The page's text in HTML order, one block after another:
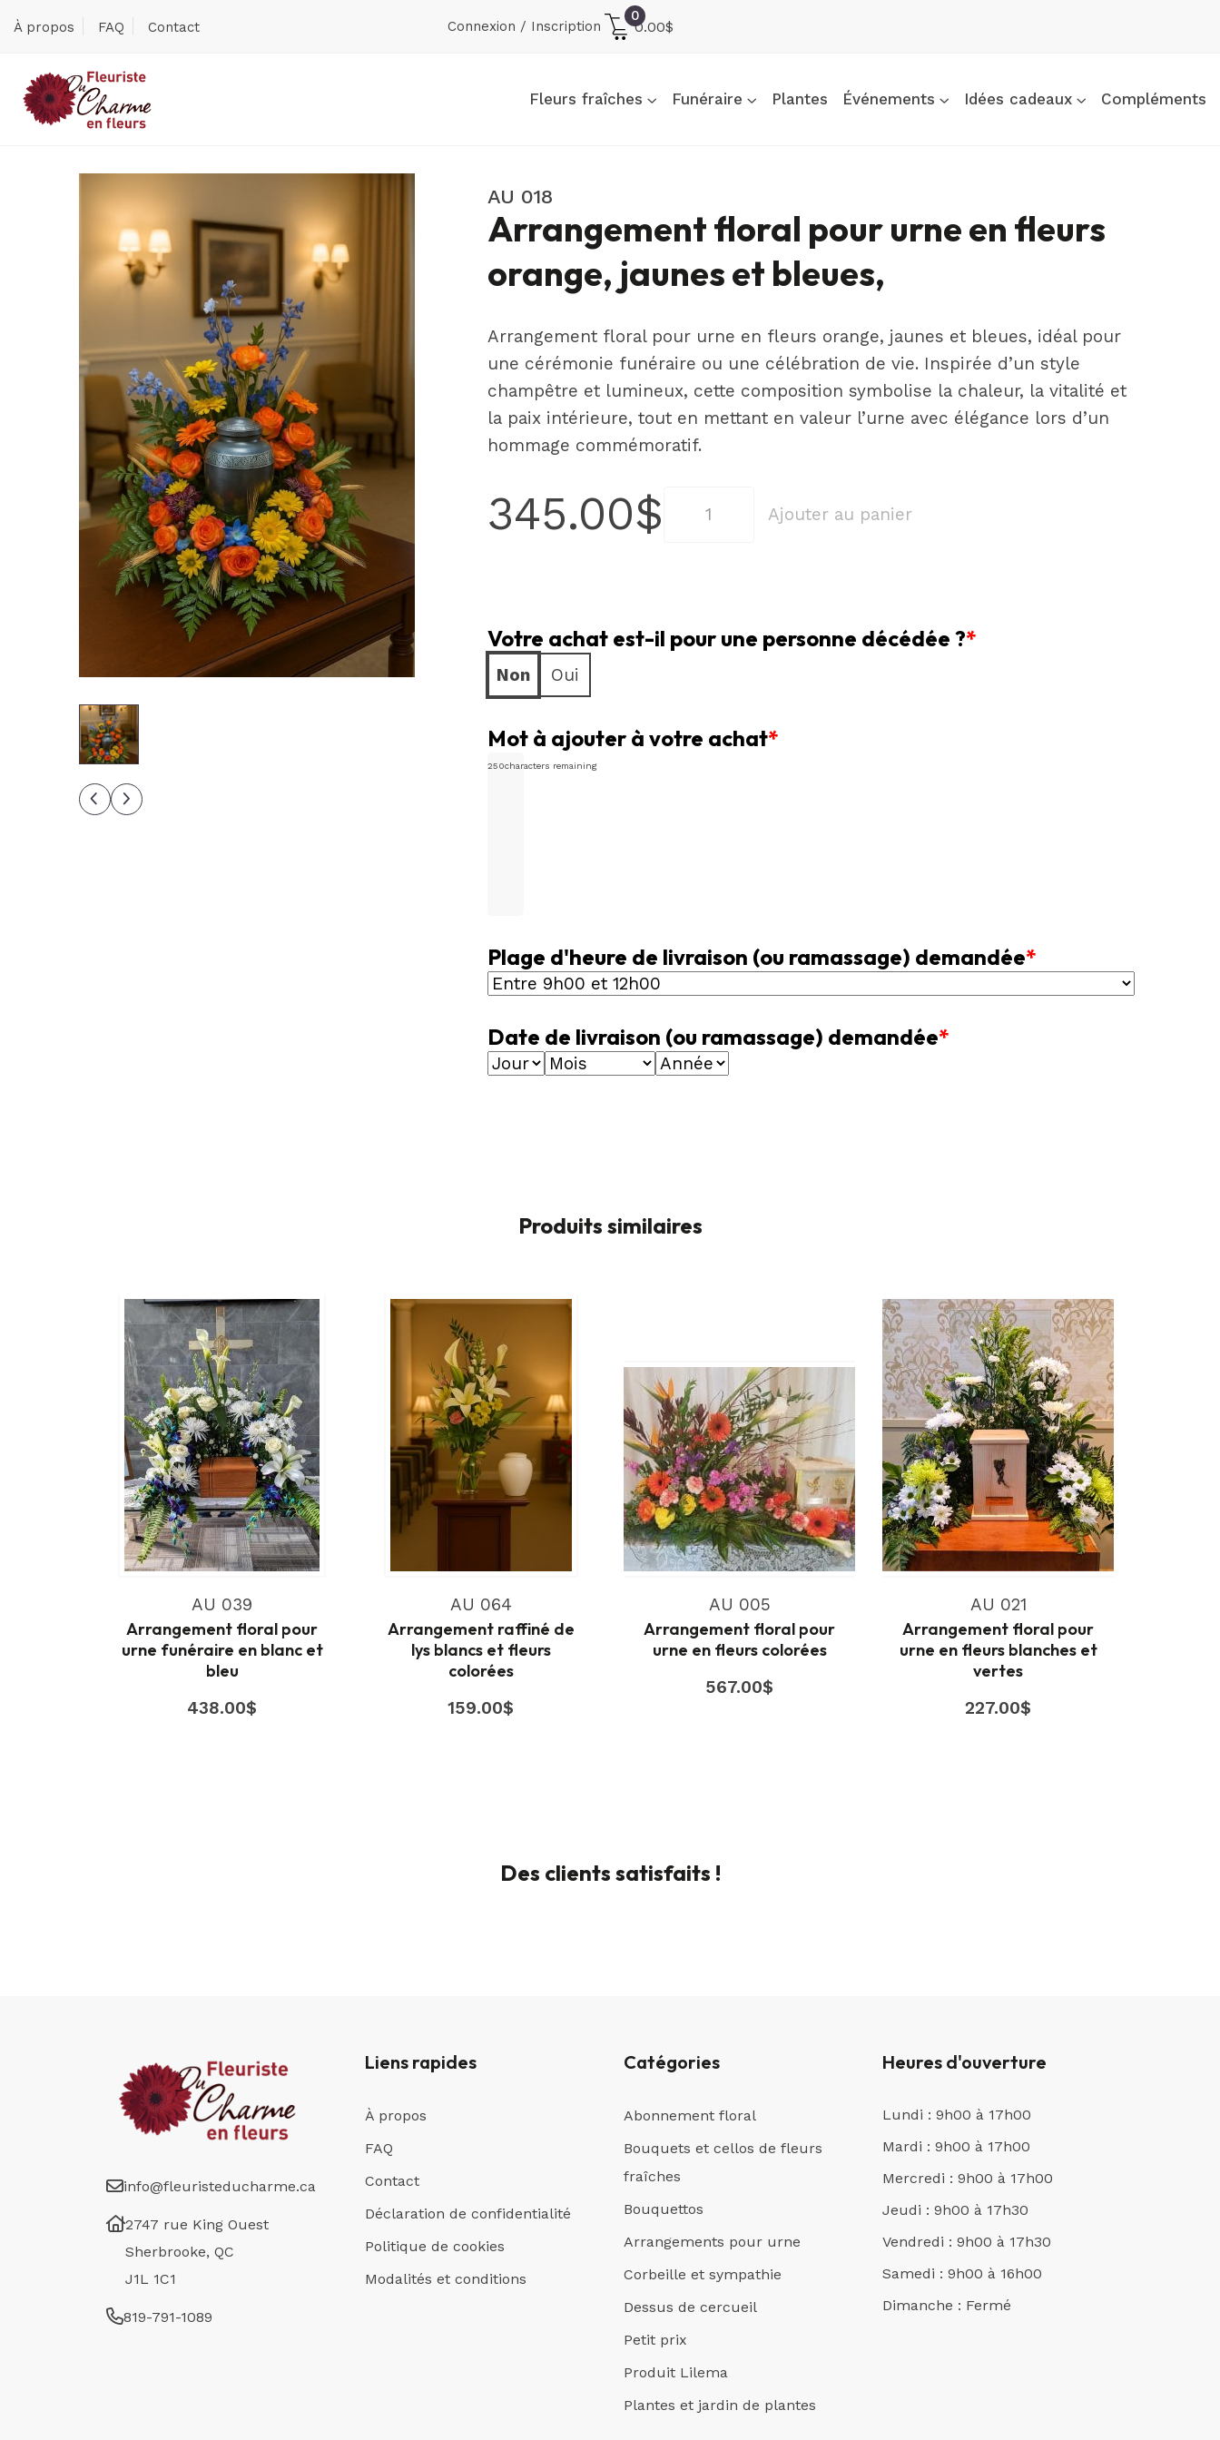
À propos FAQ Contact Connexion / Inscription
0
0.00$
Fleurs fraîches Funéraire Plantes Événements Idées cadeaux Compléments
AU 018
Arrangement floral pour urne en fleurs
orange, jaunes et bleues,
Arrangement floral pour urne en fleurs orange, jaunes et bleues, idéal pour
une cérémonie funéraire ou une célébration de vie. Inspirée d’un style
champêtre et lumineux, cette composition symbolise la chaleur, la vitalité et
la paix intérieure, tout en mettant en valeur l’urne avec élégance lors d’un
hommage commémoratif.
345.00$
urne
jaunes
Ajouter au panier
*
Votre achat est-il pour une personne décédée ?
Non Oui
*
Mot à ajouter à votre achat
250characters remaining
*
Plage d'heure de livraison (ou ramassage) demandée
*
Date de livraison (ou ramassage) demandée
Produits similaires
AU 039
Arrangement floral pour
urne funéraire en blanc et
bleu
438.00$
AU 064
Arrangement raffiné de
lys blancs et fleurs
colorées
159.00$
AU 005
Arrangement floral pour
urne en fleurs colorées
567.00$
AU 021
Arrangement floral pour
urne en fleurs blanches et
vertes
227.00$
Des clients satisfaits !
info@fleuristeducharme.ca
2747 rue King Ouest
Sherbrooke, QC
J1L 1C1
819-791-1089
Liens rapides
À propos
FAQ
Contact
Déclaration de confidentialité
Politique de cookies
Modalités et conditions
Catégories
Abonnement floral
Bouquets et cellos de fleurs
fraîches
Bouquettos
Arrangements pour urne
Corbeille et sympathie
Dessus de cercueil
Petit prix
Produit Lilema
Plantes et jardin de plantes
Heures d'ouverture
Lundi : 9h00 à 17h00
Mardi : 9h00 à 17h00
Mercredi : 9h00 à 17h00
Jeudi : 9h00 à 17h30
Vendredi : 9h00 à 17h30
Samedi : 9h00 à 16h00
Dimanche : Fermé